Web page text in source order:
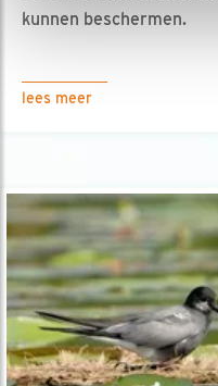
kunnen beschermen.
lees meer